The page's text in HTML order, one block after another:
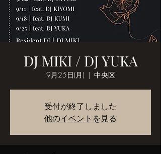
DJ MIKI / DJ YUKA
9月25日(月)
  |
中央区
受付が終了しました
他のイベントを見る